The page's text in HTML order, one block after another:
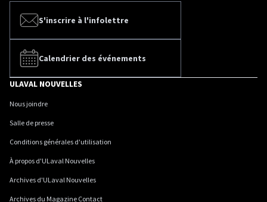
S'inscrire à l'infolettre
Calendrier des événements
ULAVAL NOUVELLES
Nous joindre
Salle de presse
Conditions générales d'utilisation
À propos d'ULaval Nouvelles
Archives d'ULaval Nouvelles
Archives du Magazine Contact